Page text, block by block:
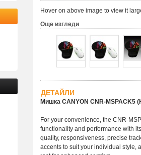
Hover on above image to view it
Още изгледи
ДЕТАЙЛИ
Мишка CANYON CNR-MSPACK5
For your convenience, the CNR-
functionality and performance with
quality, responsiveness, precise
accents to suit your individual style,